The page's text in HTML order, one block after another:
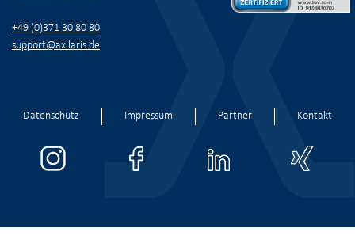
+49 (0)371 30 80 80
support@axilaris.de
Navigation
Datenschutz Impressum Partner Kontakt